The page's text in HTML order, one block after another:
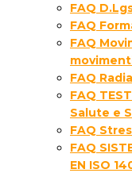
FAQ
FAQ
FAQ
FAQ
FAQ
Salute e
FAQ
FAQ
EN ISO